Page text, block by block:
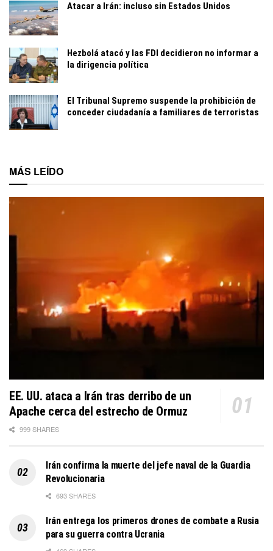
Atacar a Irán: incluso sin Estados Unidos
Hezbolá atacó y las FDI decidieron no informar a
la dirigencia política
El Tribunal Supremo suspende la prohibición de
conceder ciudadanía a familiares de terroristas
MÁS LEÍDO
EE. UU. ataca a Irán tras derribo de un
Apache cerca del estrecho de Ormuz
999 SHARES
Irán confirma la muerte del jefe naval de la Guardia
Revolucionaria
693 SHARES
Irán entrega los primeros drones de combate a Rusia
para su guerra contra Ucrania